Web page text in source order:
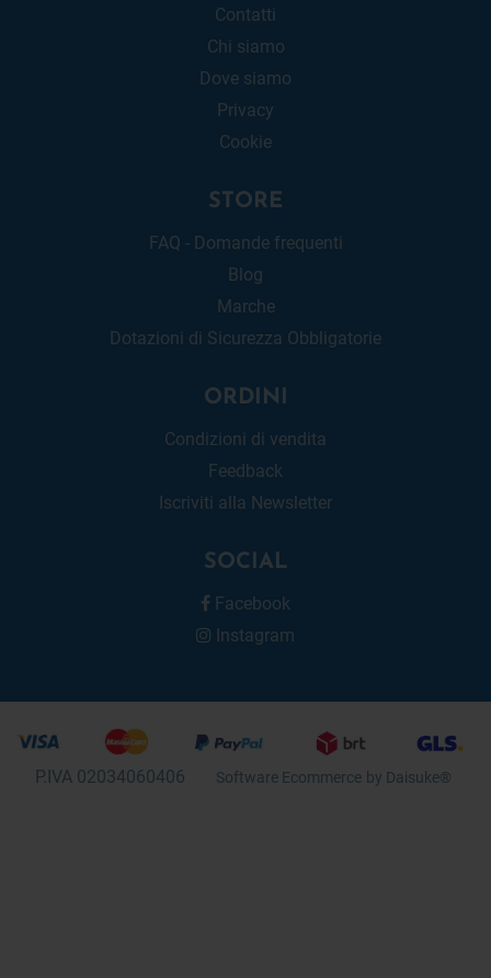
Contatti
Chi siamo
Dove siamo
Privacy
Cookie
STORE
FAQ - Domande frequenti
Blog
Marche
Dotazioni di Sicurezza Obbligatorie
ORDINI
Condizioni di vendita
Feedback
Iscriviti alla Newsletter
SOCIAL
Facebook
Instagram
P.IVA 02034060406 Software Ecommerce by Daisuke®